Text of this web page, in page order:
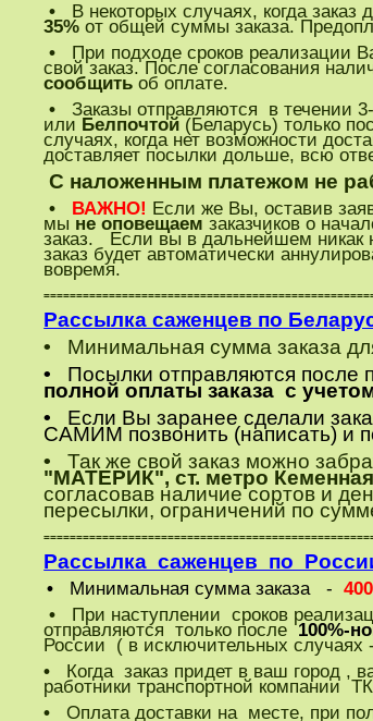
• В некоторых случаях, когда заказ
35% от общей суммы заказа.
• При подходе сроков реализации
свой заказ. После согласования
сообщить об оплате.
• Заказы отправляются в течении
или Белпочтой (Беларусь) только
случаях, когда нет возможности
доставляет посылки дольше, всю
С наложенным платежом не
• ВАЖНО! Eсли же Вы, оставив
мы не оповещаем заказчиков о
заказ. Если вы в дальнейшем никак
заказ будет автоматически
вовремя.
Рассылка саженцев по
•
Минимальная сумма заказа
• Посылки отправляются после
полной оплаты заказа с
•
Если Вы заранее сделали
САМИМ позвонить (написать) и
• Так же свой заказ можно
"МАТЕРИК", ст. метро
согласовав наличие сортов и
пересылки, ограничений по
Рассылка саженцев по
• Минимальная сумма заказа-
• При наступлении сроков
отправляются только после 100%-
России ( в исключительных случаях
•
Когда заказ придет в ваш город ,
работники транспортной компании
• Оплата доставки на месте, при